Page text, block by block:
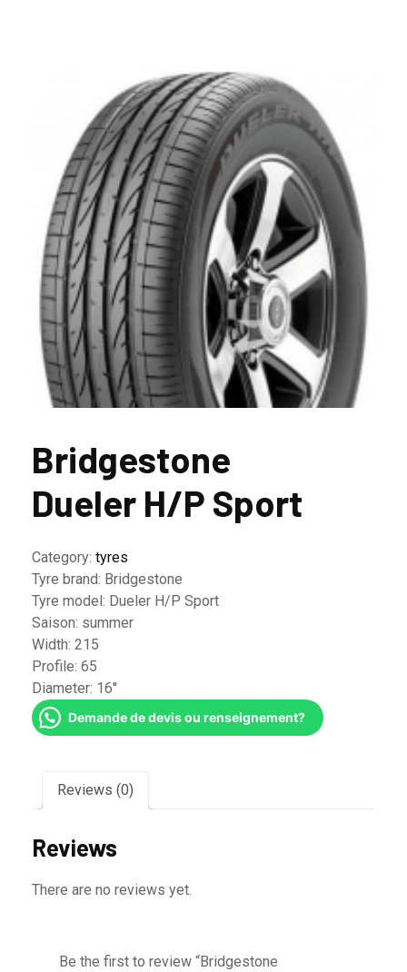
Bridgestone
Dueler H/P Sport
Category: tyres
Tyre brand: Bridgestone
Tyre model: Dueler H/P Sport
Saison: summer
Width: 215
Profile: 65
Diameter: 16''
Demande de devis ou renseignement?
Reviews (0)
Reviews
There are no reviews yet.
Be the first to review “Bridgestone